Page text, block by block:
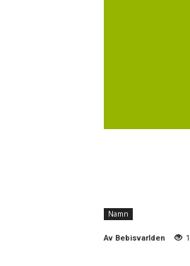
Namn
Av Bebisvarlden